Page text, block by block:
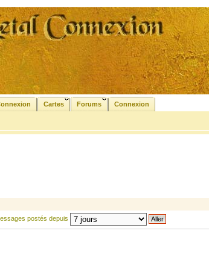
Cartes Forums Connexion
postés depuis